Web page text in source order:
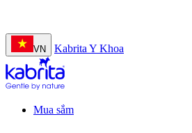
VN Kabrita Y Khoa
Mua sắm